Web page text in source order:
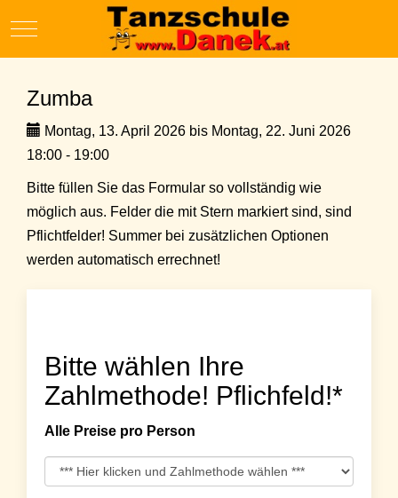
Mobile Menu Toggle
Zumba
Montag, 13. April 2026 bis Montag, 22. Juni 2026
18:00 - 19:00
Bitte füllen Sie das Formular so vollständig wie
möglich aus. Felder die mit Stern markiert sind, sind
Pflichtfelder! Summer bei zusätzlichen Optionen
werden automatisch errechnet!
Bitte wählen Ihre
Zahlmethode! Pflichfeld!*
Alle Preise pro Person